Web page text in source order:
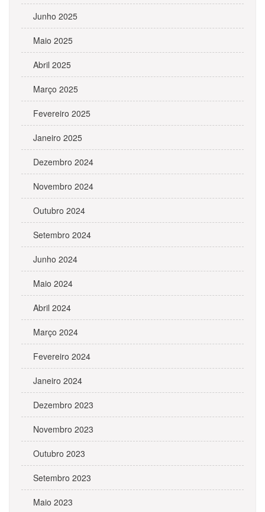
Junho 2025
Maio 2025
Abril 2025
Março 2025
Fevereiro 2025
Janeiro 2025
Dezembro 2024
Novembro 2024
Outubro 2024
Setembro 2024
Junho 2024
Maio 2024
Abril 2024
Março 2024
Fevereiro 2024
Janeiro 2024
Dezembro 2023
Novembro 2023
Outubro 2023
Setembro 2023
Maio 2023